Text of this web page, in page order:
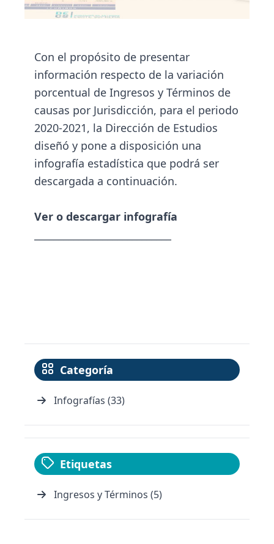
Con el propósito de presentar
información respecto de la variación
porcentual de Ingresos y Términos de
causas por Jurisdicción, para el periodo
2020-2021, la Dirección de Estudios
diseñó y pone a disposición una
infografía estadística que podrá ser
descargada a continuación.
Ver o descargar infografía
Categoría
Infografías (33)
Etiquetas
Ingresos y Términos (5)